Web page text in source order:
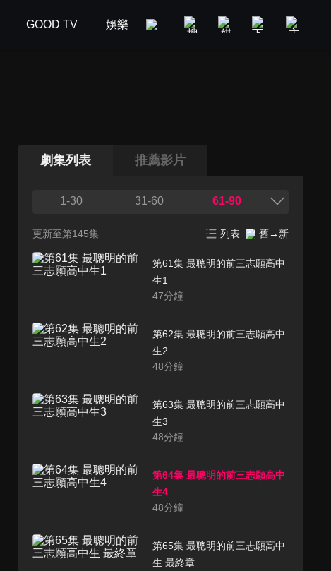
GOOD TV 娛樂 美食旅遊 新聞政論
劇集列表 推薦影片
1-30 31-60 61-90
更新至第145集 列表 舊→新
第61集 最聰明的前三志願高中
生1
47分鐘
第62集 最聰明的前三志願高中
生2
48分鐘
第63集 最聰明的前三志願高中
生3
48分鐘
第64集 最聰明的前三志願高中
生4
48分鐘
第65集 最聰明的前三志願高中
生 最終章